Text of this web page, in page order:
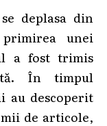
deplasa din
unei
a fost trimis
În timpul
au descoperit
de articole,